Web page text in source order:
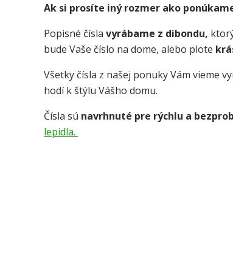
Ak si prosíte iný rozmer ako
Popisné čísla vyrábame z dibondu,
bude Vaše číslo na dome, alebo plote
Všetky čísla z našej ponuky Vám vieme
hodí k štýlu Vášho domu.
Čísla sú navrhnuté pre rýchlu a
lepidla.